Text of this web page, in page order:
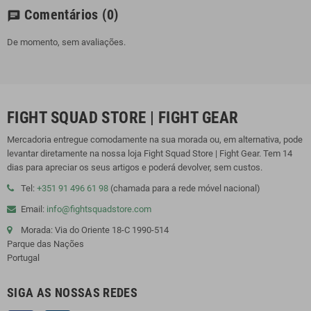
chat Comentários (0)
De momento, sem avaliações.
FIGHT SQUAD STORE | FIGHT GEAR
Mercadoria entregue comodamente na sua morada ou, em alternativa, pode
levantar diretamente na nossa loja Fight Squad Store | Fight Gear. Tem 14
dias para apreciar os seus artigos e poderá devolver, sem custos.
Tel: +351 91 496 61 98 (chamada para a rede móvel nacional)
Email: info@fightsquadstore.com
Morada: Via do Oriente 18-C 1990-514
Parque das Nações
Portugal
SIGA AS NOSSAS REDES